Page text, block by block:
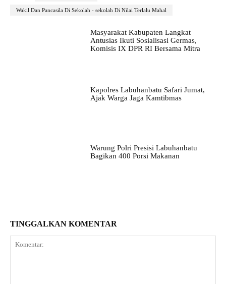
Wakil Dan Pancasila Di Sekolah - sekolah Di Nilai Terlalu Mahal
Masyarakat Kabupaten Langkat
Antusias Ikuti Sosialisasi Germas,
Komisis IX DPR RI Bersama Mitra
Kapolres Labuhanbatu Safari Jumat,
Ajak Warga Jaga Kamtibmas
Warung Polri Presisi Labuhanbatu
Bagikan 400 Porsi Makanan
TINGGALKAN KOMENTAR